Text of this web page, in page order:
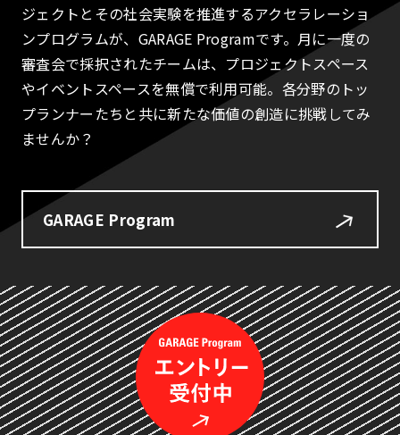
ジェクトとその社会実験を推進するアクセラレーショ
ンプログラムが、GARAGE Programです。月に一度の
審査会で採択されたチームは、プロジェクトスペース
やイベントスペースを無償で利用可能。各分野のトッ
プランナーたちと共に新たな価値の創造に挑戦してみ
ませんか？
GARAGE Program